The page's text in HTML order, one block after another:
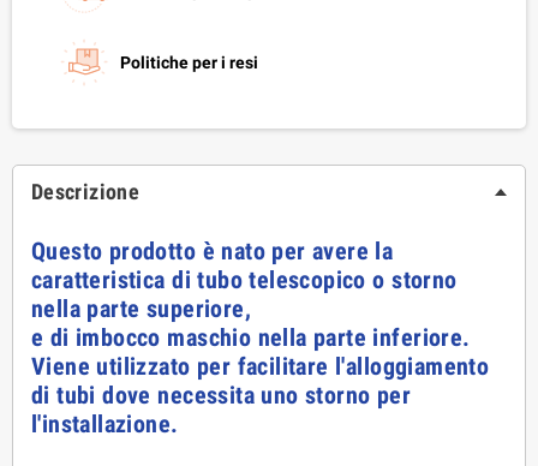
Politiche per i resi
Descrizione
Questo prodotto è nato per avere la
caratteristica di tubo telescopico o storno
nella parte superiore,
e di imbocco maschio nella parte inferiore.
Viene utilizzato per facilitare l'alloggiamento
di tubi dove necessita uno storno per
l'installazione.